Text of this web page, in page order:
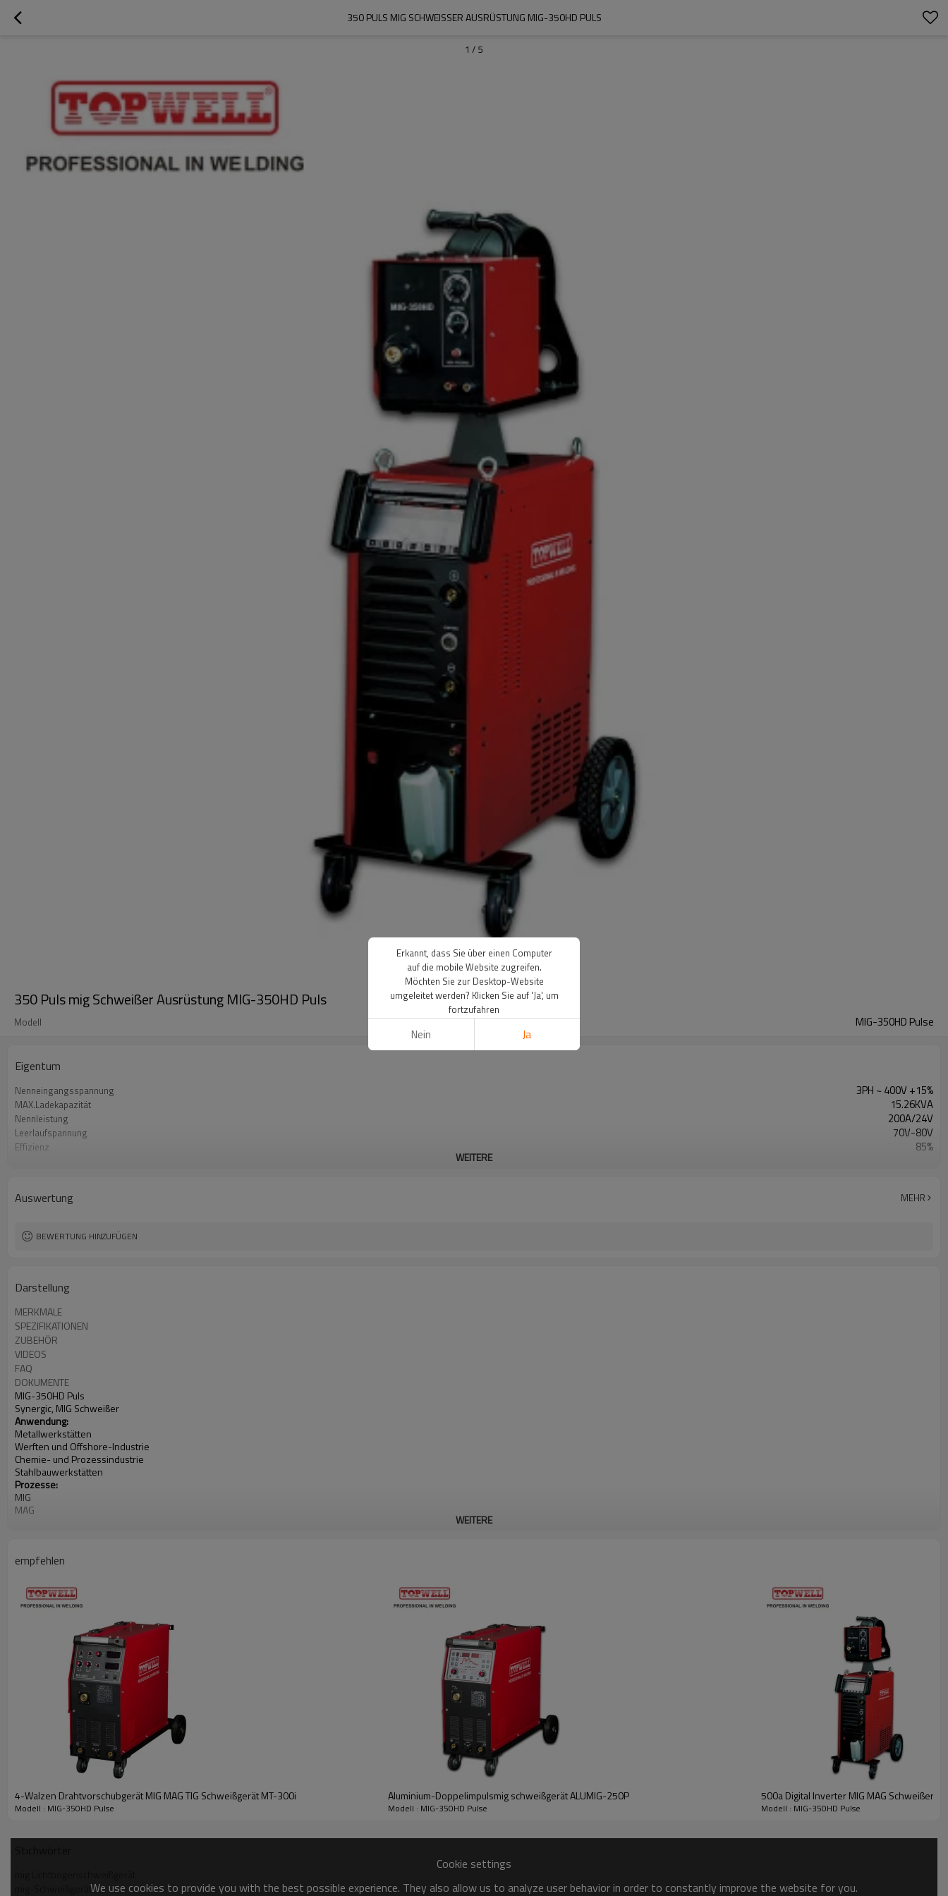
350 PULS MIG SCHWEISSER AUSRÜSTUNG MIG-350HD PULS
1 / 5
350 Puls mig Schweißer Ausrüstung MIG-350HD Puls
Modell MIG-350HD Pulse
Eigentum
Nenneingangsspannung 3PH ~ 400V +15%
MAX.Ladekapazität 15.26KVA
Nennleistung 200A/24V
Leerlaufspannung 70V-80V
Effizienz 85%
Abmessungen 960x420x1400mm
WEITERE
Auswertung MEHR
BEWERTUNG HINZUFÜGEN
Darstellung
MERKMALE
SPEZIFIKATIONEN
ZUBEHÖR
VIDEOS
FAQ
DOKUMENTE
MIG-350HD Puls
Synergic, MIG Schweißer
Anwendung:
Metallwerkstätten
Werften und Offshore-Industrie
Chemie- und Prozessindustrie
Stahlbauwerkstätten
Prozesse:
MIG
MAG
Nennleistung
WEITERE
empfehlen
4-Walzen Drahtvorschubgerät MIG MAG TIG Schweißgerät MT-300i
Modell : MIG-350HD Pulse
Aluminium-Doppelimpulsmig schweißgerät ALUMIG-250P
Modell : MIG-350HD Pulse
500a Digital Inverter MIG MAG Schweißer
Modell : MIG-350HD Pulse
mig-Schweißgerät
Cookie settings
We use cookies to provide you with the best possible experience. They also allow us to analyze user behavior in order to constantly improve the website for you.
Erkannt, dass Sie über einen Computer
auf die mobile Website zugreifen.
Möchten Sie zur Desktop-Website
umgeleitet werden? Klicken Sie auf 'Ja', um
fortzufahren
Nein Ja